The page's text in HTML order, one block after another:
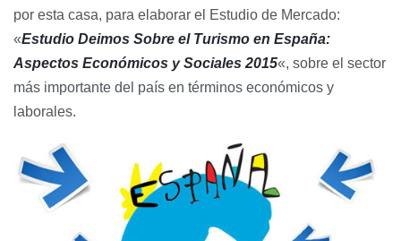
por esta casa, para elaborar el Estudio de Mercado:
«Estudio Deimos Sobre el Turismo en España:
Aspectos Económicos y Sociales 2015«, sobre el sector
más importante del país en términos económicos y
laborales.